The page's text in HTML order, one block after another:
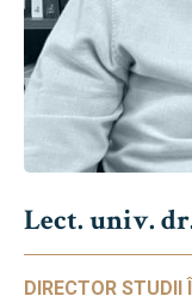
Lect. univ.
DIRECTOR